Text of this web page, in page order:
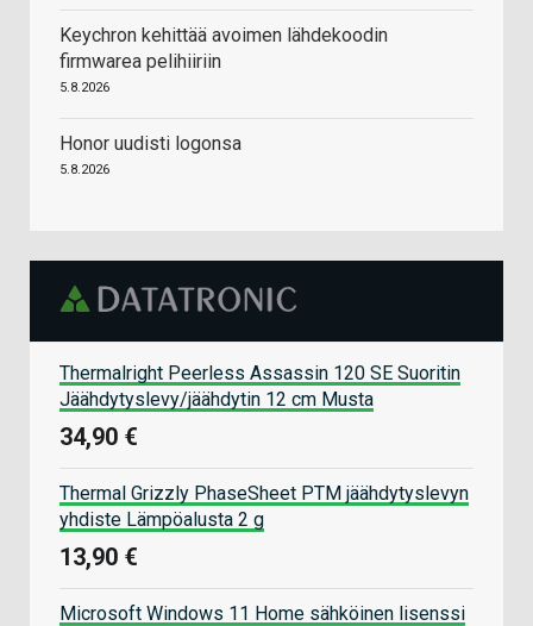
Keychron kehittää avoimen lähdekoodin
firmwarea pelihiiriin
5.8.2026
Honor uudisti logonsa
5.8.2026
Thermalright Peerless Assassin 120 SE Suoritin
Jäähdytyslevy/jäähdytin 12 cm Musta
34,90 €
Thermal Grizzly PhaseSheet PTM jäähdytyslevyn
yhdiste Lämpöalusta 2 g
13,90 €
Microsoft Windows 11 Home sähköinen lisenssi